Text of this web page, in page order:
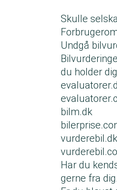
Skulle
Undgå
du holder
bilm.dk
vurderebil.dk
Har du
gerne fra